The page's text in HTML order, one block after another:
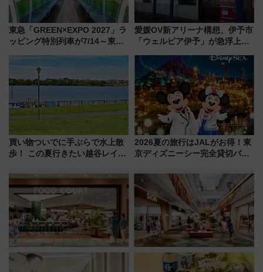
東急「GREEN×EXPO 2027」ラ
ッピング特別列車が7/14～東
ー！ 注目の編成やデザインまと
愛媛OV新アリーナ構想、伊予市
「ウェルピア伊予」が急浮上！
で探る鉄道アクセスの未来
買い物ついでに手ぶらで水上散
歩！ この夏行きたい越谷レイク
ア「LAKESIDE PARK」（埼玉
県越谷市）
2026夏の旅行はJALがお得！東
京ディズニーシー完全貸切パー
ーン始まる 条件は「夏の国内
線に2回搭乗」